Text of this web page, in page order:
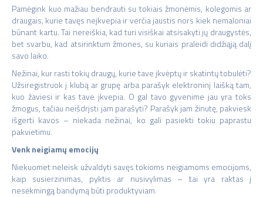
Pamėgink kuo mažiau bendrauti su tokiais žmonėmis, kolegomis ar
draugais, kurie tavęs neįkvepia ir verčia jaustis nors kiek nemaloniai
būnant kartu. Tai nereiškia, kad turi visiškai atsisakyti jų draugystės,
bet svarbu, kad atsirinktum žmones, su kuriais praleidi didžiąją dalį
savo laiko.
Nežinai, kur rasti tokių draugų, kurie tave įkvėptų ir skatintų tobulėti?
Užsiregistruok į klubą ar grupę arba parašyk elektroninį laišką tam,
kuo žaviesi ir kas tave įkvepia. O gal tavo gyvenime jau yra toks
žmogus, tačiau neišdrįsti jam parašyti? Parašyk jam žinutę, pakviesk
išgerti kavos – niekada nežinai, ko gali pasiekti tokiu paprastu
pakvietimu.
Venk neigiamų emocijų
Niekuomet neleisk užvaldyti savęs tokioms neigiamoms emocijoms,
kaip susierzinimas, pyktis ar nusivylimas – tai yra raktas į
nesėkmingą bandymą būti produktyviam.